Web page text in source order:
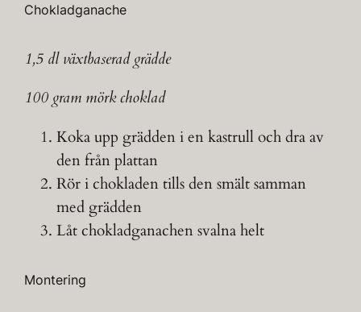
Chokladganache
1,5 dl växtbaserad grädde
100 gram mörk choklad
Koka upp grädden i en kastrull och dra av
den från plattan
Rör i chokladen tills den smält samman
med grädden
Låt chokladganachen svalna helt
Montering